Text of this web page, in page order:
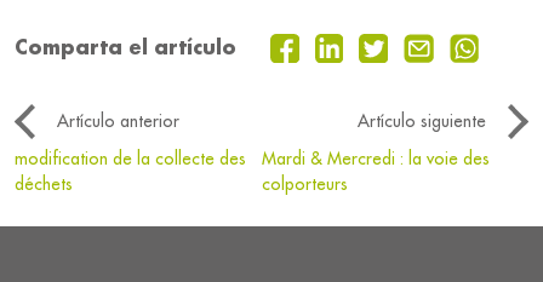
Comparta el artículo
Artículo anterior
Artículo siguiente
modification de la collecte des
déchets
Mardi & Mercredi : la voie des
colporteurs